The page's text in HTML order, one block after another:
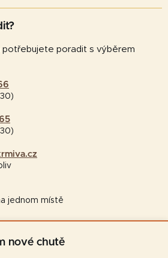
nové chutě
potřebujete poradit s výběrem
jednom místě
chovatele